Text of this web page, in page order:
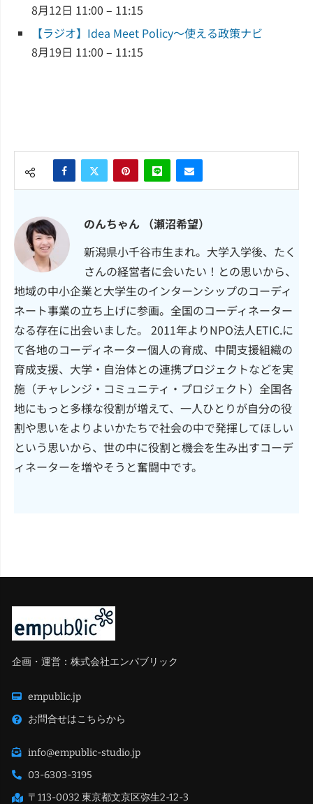
8月12日 11:00 – 11:15
【ラジオ】Idea Meet Policy～使える政策ナビ
8月19日 11:00 – 11:15
のんちゃん （瀬沼希望）
新潟県小千谷市生まれ。大学入学後、たく
さんの経営者に会いたい！との思いから、
地域の中小企業と大学生のインターンシップのコーディ
ネート事業の立ち上げに参画。全国のコーディネーター
なる存在に出会いました。 2011年よりNPO法人ETIC.に
て各地のコーディネーター個人の育成、中間支援組織の
育成支援、大学・自治体との連携プロジェクトなどを実
施（チャレンジ・コミュニティ・プロジェクト）全国各
地にもっと多様な役割が増えて、一人ひとりが自分の役
割や思いをよりよいかたちで社会の中で発揮してほしい
という思いから、世の中に役割と機会を生み出すコーデ
ィネーターを増やそうと奮闘中です。
企画・運営：株式会社エンパブリック
empublic.jp
お問合せはこちらから
info@empublic-studio.jp
03-6303-3195
〒113-0032 東京都文京区弥生2-12-3